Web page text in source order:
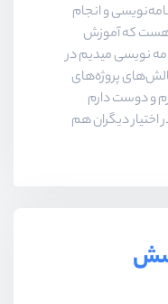
و انجام
هستم و ۱۰ سالی هست که آموزش
نویسی میدیم در
پروژه‌های
و دوست دارم
اختیار دیگران هم